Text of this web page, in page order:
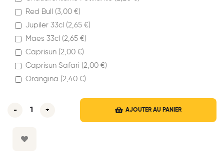
Red Bull (3,00 €)
Jupiler 33cl (2,65 €)
Maes 33cl (2,65 €)
Caprisun (2,00 €)
Caprisun Safari (2,00 €)
Orangina (2,40 €)
- + AJOUTER AU PANIER